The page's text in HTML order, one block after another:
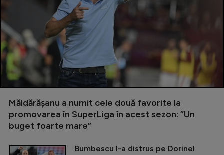
Măldărășanu a numit cele două favorite la
promovarea în SuperLiga în acest sezon: ”Un
buget foarte mare”
Bumbescu l-a distrus pe Dorinel